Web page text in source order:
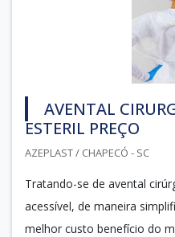
AVENTAL
ESTERIL PREÇO
AZEPLAST / CHAPECÓ - SC
Tratando-se de avental
acessível, de maneira
melhor custo benefício do